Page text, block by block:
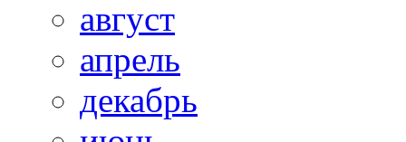
август
апрель
декабрь